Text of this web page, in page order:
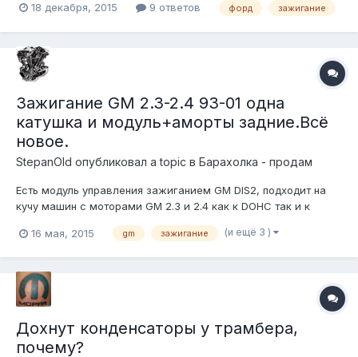
потом разобрал, вымыл все там, высушил, заводил, но все
нагрузку его или на...
18 декабря, 2015 9 ответов форд зажигание
Зажигание GM 2.3-2.4 93-01 одна
катушка и модуль+аморты задние.Всё
новое.
StepanOld опубликовал a topic в Барахолка - продам
Есть модуль управления зажиганием GM DIS2, подходит на
кучу машин с моторами GM 2.3 и 2.4 как к DOHC так и к
но лежалый. Работоспособность не проверить, не на чем.В
катушка 1шт Stan...
16 мая, 2015 gm зажигание (и ещё 3 )
Дохнут конденсаторы у трамбера,
почему?